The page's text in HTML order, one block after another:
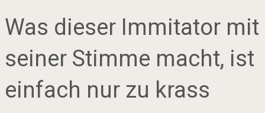
Was dieser Immitator mit
seiner Stimme macht, ist
einfach nur zu krass